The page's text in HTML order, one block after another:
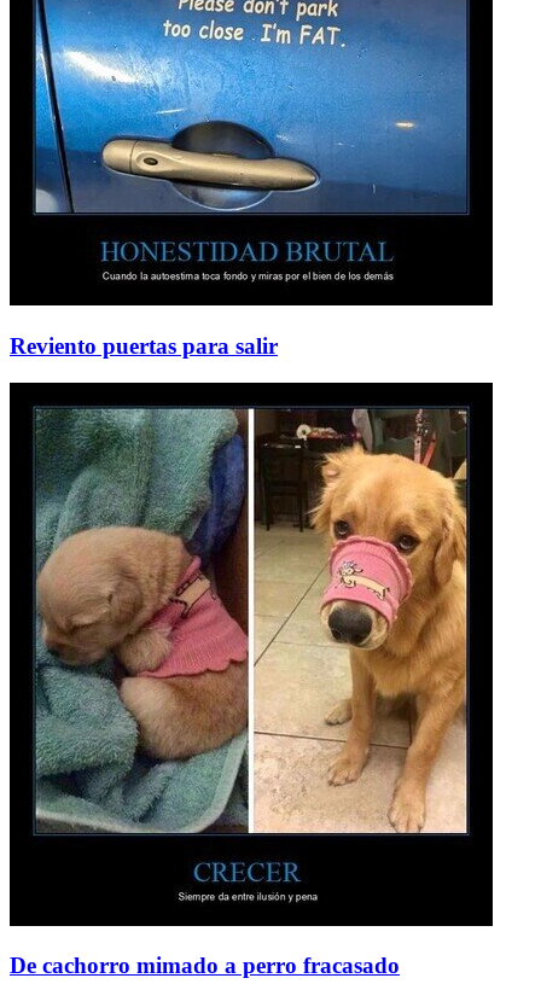
Reviento puertas para salir
De cachorro mimado a perro fracasado